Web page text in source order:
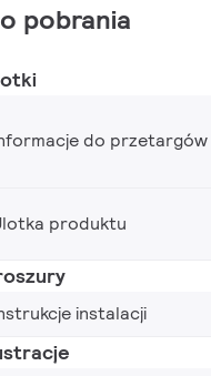
pobrania
do przetargów
produktu
instalacji